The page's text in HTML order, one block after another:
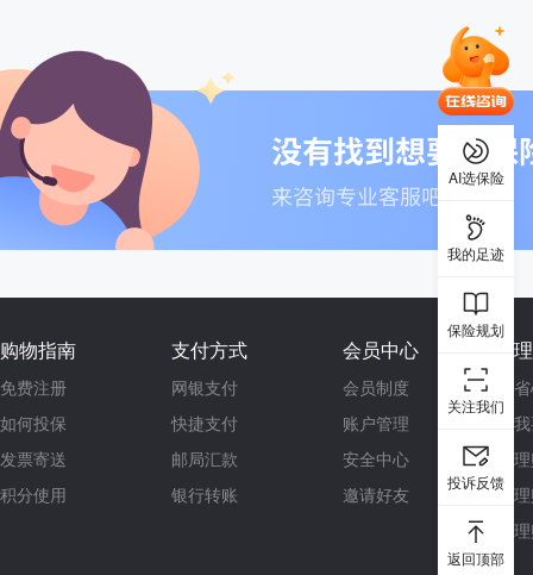
购物指南
免费注册
如何投保
发票寄送
积分使用
支付方式
网银支付
快捷支付
邮局汇款
银行转账
会员中心
会员制度
账户管理
安全中心
邀请好友
AI选保险
我的足迹
保险规划
关注我们
投诉反馈
返回顶部